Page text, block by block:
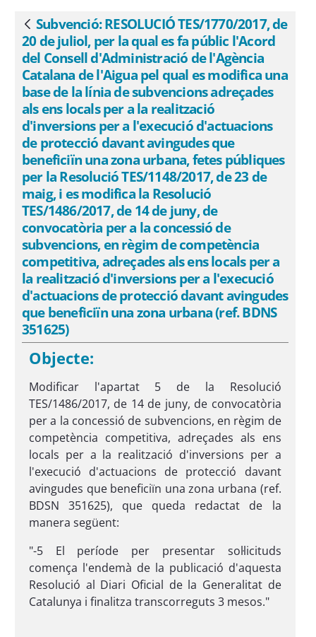
modifica una base de la línia de
subvencions adreçades als ens locals per
a la realització d&#39;inversions per a
l&#39;execució d&#39;actuacions de
protecció davant avingudes que
beneficiïn una zona urbana, fetes
públiques per la Resolució
TES/1148/2017, de 23 de maig, i es
modifica la Resolució TES/1486/2017, de
14 de juny, de convocatòria per a la
concessió de subvencions, en règim de
competència competitiva, adreçades als
ens locals per a la realització
d&#39;inversions per a l&#39;execució
d&#39;actuacions de protecció davant
avingudes que beneficiïn una zona
urbana (ref. BDNS 351625) - eSAM
Vés enrere
Subvenció: RESOLUCIÓ TES/1770/2017, de
20 de juliol, per la qual es fa públic l'Acord
del Consell d'Administració de l'Agència
Catalana de l'Aigua pel qual es modifica una
base de la línia de subvencions adreçades
als ens locals per a la realització
d'inversions per a l'execució d'actuacions
de protecció davant avingudes que
beneficiïn una zona urbana, fetes públiques
per la Resolució TES/1148/2017, de 23 de
maig, i es modifica la Resolució
TES/1486/2017, de 14 de juny, de
convocatòria per a la concessió de
subvencions, en règim de competència
competitiva, adreçades als ens locals per a
la realització d'inversions per a l'execució
d'actuacions de protecció davant avingudes
que beneficiïn una zona urbana (ref. BDNS
351625)
Objecte:
Modificar l'apartat 5 de la Resolució
TES/1486/2017, de 14 de juny, de convocatòria
per a la concessió de subvencions, en règim de
competència competitiva, adreçades als ens
locals per a la realització d'inversions per a
l'execució d'actuacions de protecció davant
avingudes que beneficiïn una zona urbana (ref.
BDSN 351625), que queda redactat de la
manera següent:
"-5 El període per presentar sol·licituds
comença l'endemà de la publicació d'aquesta
Resolució al Diari Oficial de la Generalitat de
Catalunya i finalitza transcorreguts 3 mesos."